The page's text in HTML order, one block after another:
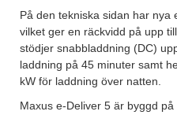
På den tekniska sidan har nya
vilket ger en räckvidd på upp
stödjer snabbladdning (DC)
laddning på 45 minuter samt
kW för laddning över natten.
Maxus e-Deliver 5 är byggd